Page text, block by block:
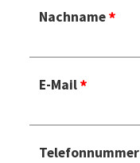
Nachname
E-Mail
Telefonnummer